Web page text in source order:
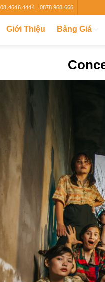
08.4646.4444 | 0878.968.666
Giới Thiệu Bảng Giá